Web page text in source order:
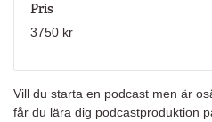
Vill du starta en podcast men är
får du lära dig podcastproduktion
Pris
3750 kr